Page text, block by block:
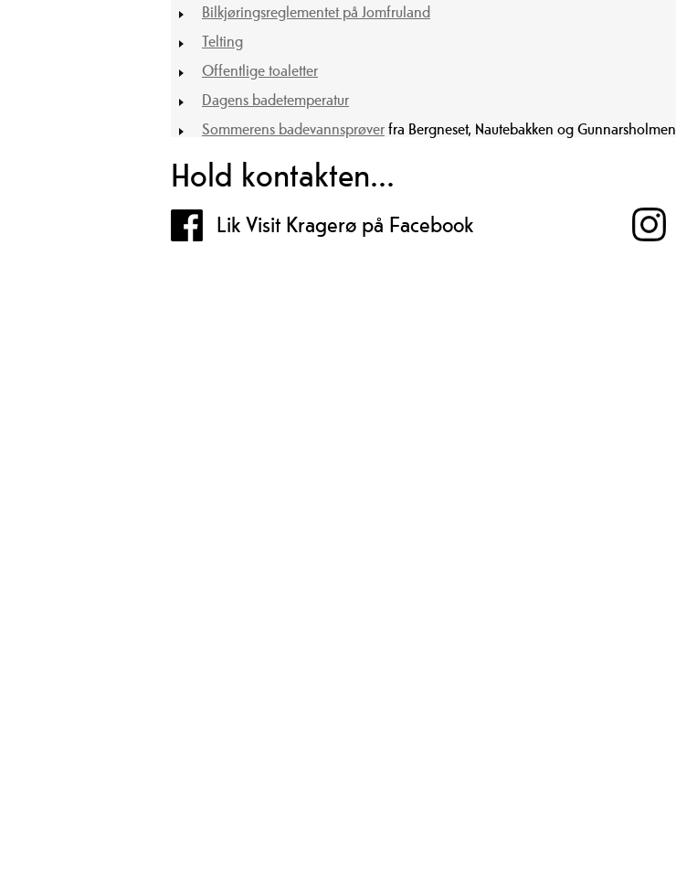
Bilkjøringsreglementet på Jomfruland
Telting
Offentlige toaletter
Dagens badetemperatur
Sommerens badevannsprøverfra Bergneset, Nautebakken og Gunnarsholmen
Hold kontakten...
Lik Visit Kragerø på Facebook